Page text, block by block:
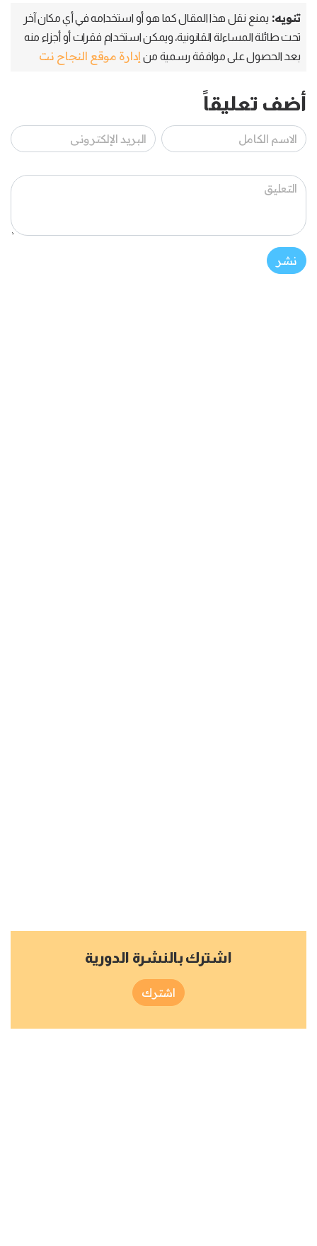
تنويه: يمنع نقل هذا المقال كما هو أو استخدامه في أي مكان آخر
تحت طائلة المساءلة القانونية، ويمكن استخدام فقرات أو أجزاء منه
بعد الحصول على موافقة رسمية من إدارة موقع النجاح نت
أضف تعليقاً
نشر
اشترك بالنشرة الدورية
اشترك